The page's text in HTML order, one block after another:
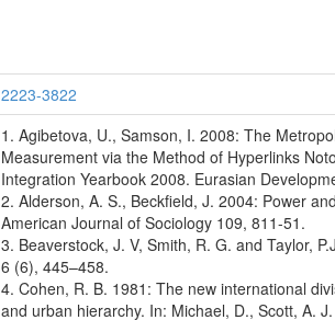
2223-3822
1. Agibetova, U., Samson, I. 2008: The
Measurement via the Method of Hyperlinks
Integration Yearbook 2008. Eurasian
2. Alderson, A. S., Beckfield, J. 2004: Power
American Journal of Sociology 109, 811-51.
3. Beaverstock, J. V, Smith, R. G. and Taylor,
6 (6), 445–458.
4. Cohen, R. B. 1981: The new international
and urban hierarchy. In: Michael, D., Scott, A.